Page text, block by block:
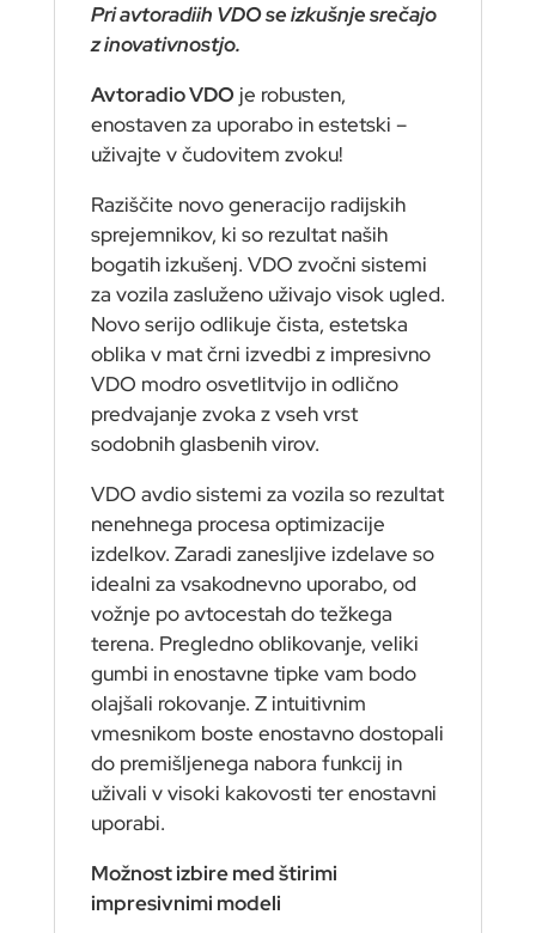
Pri avtoradiih VDO se izkušnje srečajo
z inovativnostjo.
Avtoradio VDO je robusten,
enostaven za uporabo in estetski –
uživajte v čudovitem zvoku!
Raziščite novo generacijo radijskih
sprejemnikov, ki so rezultat naših
bogatih izkušenj. VDO zvočni sistemi
za vozila zasluženo uživajo visok ugled.
Novo serijo odlikuje čista, estetska
oblika v mat črni izvedbi z impresivno
VDO modro osvetlitvijo in odlično
predvajanje zvoka z vseh vrst
sodobnih glasbenih virov.
VDO avdio sistemi za vozila so rezultat
nenehnega procesa optimizacije
izdelkov. Zaradi zanesljive izdelave so
idealni za vsakodnevno uporabo, od
vožnje po avtocestah do težkega
terena. Pregledno oblikovanje, veliki
gumbi in enostavne tipke vam bodo
olajšali rokovanje. Z intuitivnim
vmesnikom boste enostavno dostopali
do premišljenega nabora funkcij in
uživali v visoki kakovosti ter enostavni
uporabi.
Možnost izbire med štirimi
impresivnimi modeli